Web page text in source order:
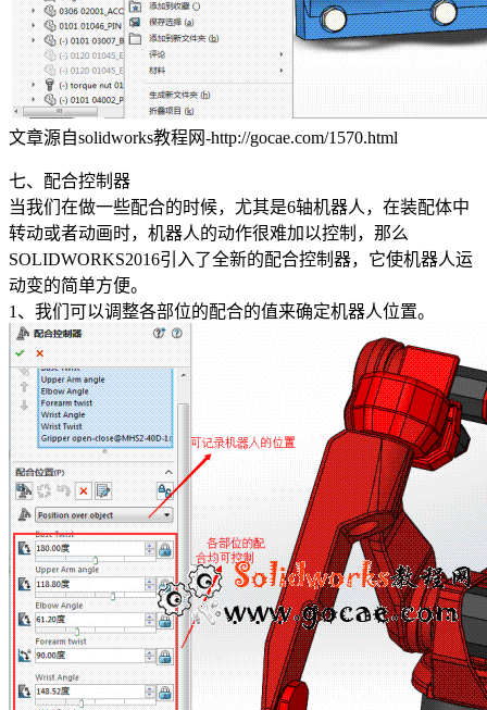
文章源自solidworks教程网-http://gocae.com/1570.html
七、配合控制器
当我们在做一些配合的时候，尤其是6轴机器人，在装配体中
转动或者动画时，机器人的动作很难加以控制，那么
SOLIDWORKS2016引入了全新的配合控制器，它使机器人运
动变的简单方便。
1、我们可以调整各部位的配合的值来确定机器人位置。